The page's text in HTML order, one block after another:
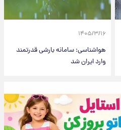
۱۴۰۵/۳/۱۶
هواشناسی: سامانه بارشی قدرتمند
وارد ایران شد